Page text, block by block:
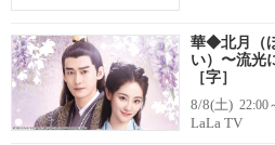
華◆北月（
い）〜流光
［字］
8/8(土) 22:00
LaLa TV